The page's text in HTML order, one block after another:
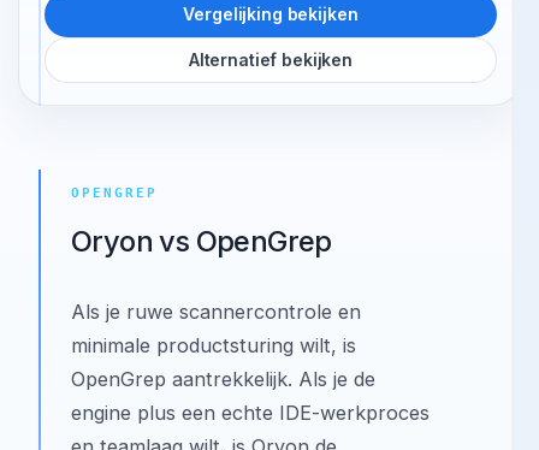
prefilter, strikte AI-consensus in twee passes en
gedeelde suppressies.
OPENGREP
Oryon vs OpenGrep
Als je ruwe scannercontrole en